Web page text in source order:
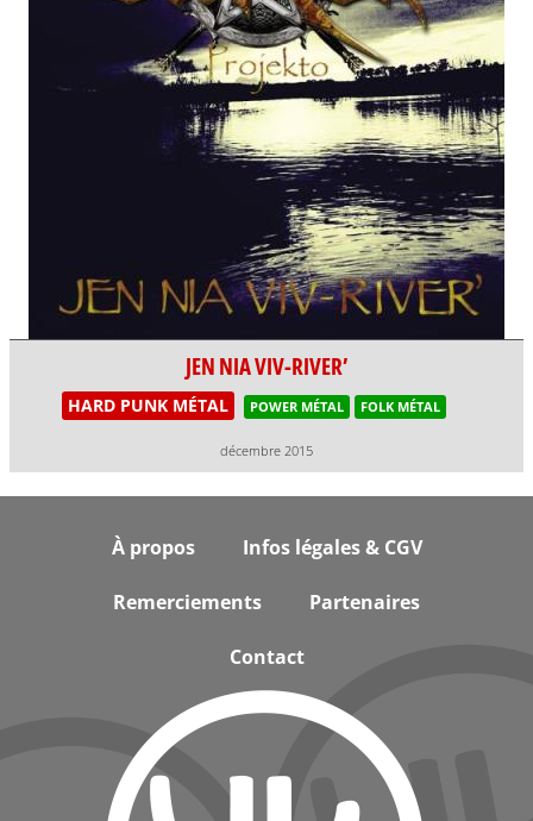
JEN NIA VIV-RIVER’
HARD PUNK MÉTAL POWER MÉTAL FOLK MÉTAL
décembre 2015
À propos Infos légales & CGV
Remerciements Partenaires
Contact